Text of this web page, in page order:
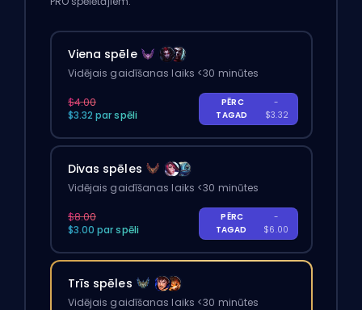
Viena spēle
Vidējais gaidīšanas laiks <30 minūtes
$4.00
$3.32 par spēli
PĒRC
TAGAD
-
$3.32
Divas spēles
Vidējais gaidīšanas laiks <30 minūtes
$8.00
$3.00 par spēli
PĒRC
TAGAD
-
$6.00
Trīs spēles
Vidējais gaidīšanas laiks <30 minūtes